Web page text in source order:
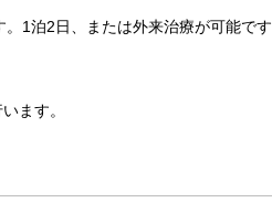
1泊2日、または外来治療が可能です
ます。